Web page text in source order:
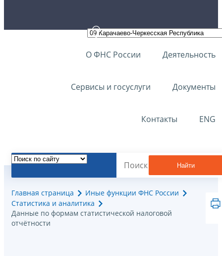
О ФНС России Деятельность
Сервисы и госуслуги Документы
Контакты ENG
Найти
Главная страница
Иные функции ФНС России
Статистика и аналитика
Данные по формам статистической налоговой
отчётности